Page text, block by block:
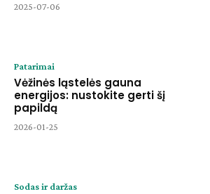
2025-07-06
Patarimai
Vėžinės ląstelės gauna
energijos: nustokite gerti šį
papildą
2026-01-25
Sodas ir daržas